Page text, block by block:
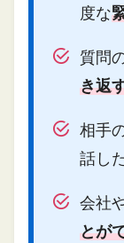
度な
質問
き返
相手
話し
会社
とが